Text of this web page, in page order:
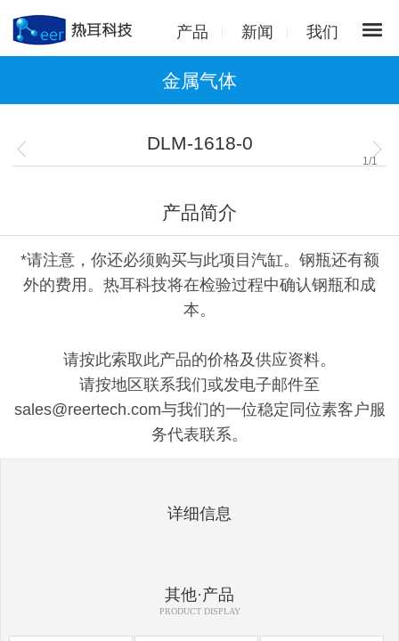
产品 新闻 我们
金属气体
DLM-1618-0
1 /1
产品简介
*请注意，你还必须购买与此项目汽缸。钢瓶还有额
外的费用。热耳科技将在检验过程中确认钢瓶和成
本。
请按此索取此产品的价格及供应资料。
请按地区联系我们或发电子邮件至
sales@reertech.com与我们的一位稳定同位素客户服
务代表联系。
详细信息
其他·产品
PRODUCT DISPLAY